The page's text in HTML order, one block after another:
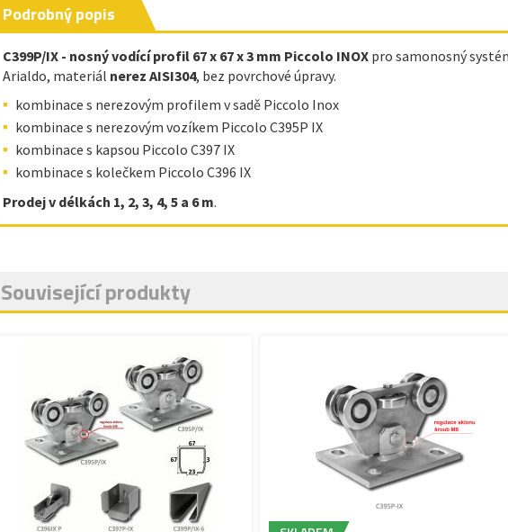
Podrobný popis
C399P/IX - nosný vodící profil 67 x 67 x 3 mm Piccolo INOXpro samonosný
Arialdo, materiál nerez AISI304, bez povrchové úpravy.
kombinace s nerezovým profilem v sadě Piccolo Inox
kombinace s nerezovým vozíkem Piccolo C395P IX
kombinace s kapsou Piccolo C397 IX
kombinace s kolečkem Piccolo C396 IX
Prodej v délkách 1, 2, 3, 4, 5 a 6 m.
Související produkty